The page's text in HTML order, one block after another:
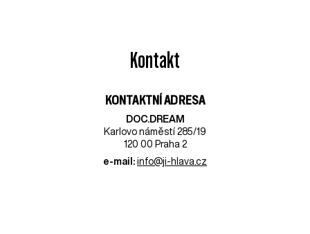
Kontakt
KONTAKTNÍ ADRESA
DOC.DREAM​
Karlovo náměstí 285/19
120 00 Praha 2
e-mail: info@ji-hlava.cz